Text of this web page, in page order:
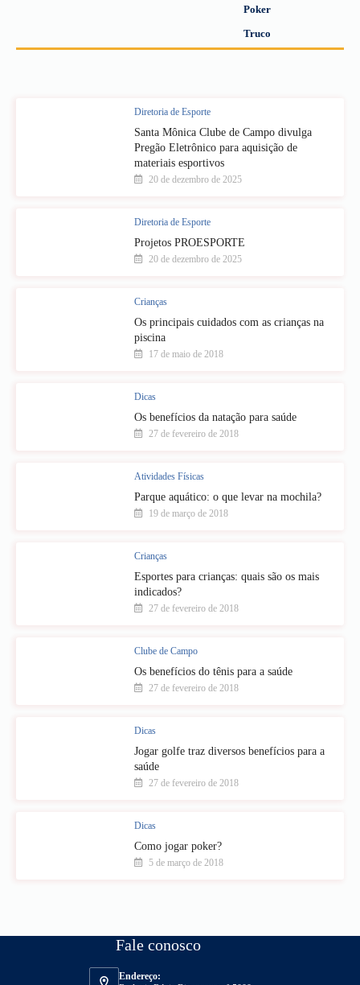
Poker
Truco
Diretoria de Esporte
Santa Mônica Clube de Campo divulga
Pregão Eletrônico para aquisição de
materiais esportivos
20 de dezembro de 2025
Diretoria de Esporte
Projetos PROESPORTE
20 de dezembro de 2025
Crianças
Os principais cuidados com as crianças na
piscina
17 de maio de 2018
Dicas
Os benefícios da natação para saúde
27 de fevereiro de 2018
Atividades Físicas
Parque aquático: o que levar na mochila?
19 de março de 2018
Crianças
Esportes para crianças: quais são os mais
indicados?
27 de fevereiro de 2018
Clube de Campo
Os benefícios do tênis para a saúde
27 de fevereiro de 2018
Dicas
Jogar golfe traz diversos benefícios para a
saúde
27 de fevereiro de 2018
Dicas
Como jogar poker?
5 de março de 2018
Fale conosco
Endereço: